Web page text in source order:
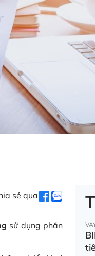
sẻ qua
sử dụng phần